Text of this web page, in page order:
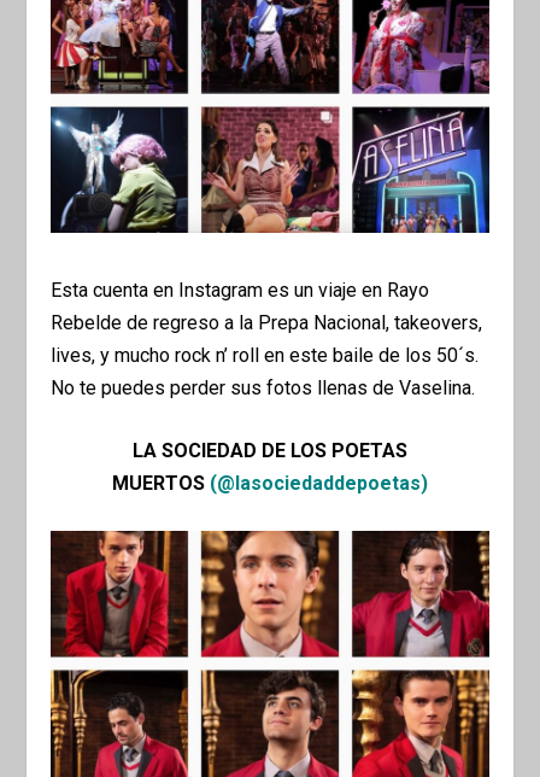
Esta cuenta en Instagram es un viaje en Rayo
Rebelde de regreso a la Prepa Nacional,takeovers,
lives, y mucho rock n’ roll en este baile de los 50´s.
No te puedes perder sus fotos llenas de Vaselina.
LA SOCIEDAD DE LOS POETAS
MUERTOS (@lasociedaddepoetas)